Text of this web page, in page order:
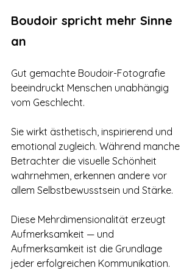
Boudoir spricht mehr Sinne
an
Gut gemachte Boudoir-Fotografie
beeindruckt Menschen unabhängig
vom Geschlecht.
Sie wirkt ästhetisch, inspirierend und
emotional zugleich. Während manche
Betrachter die visuelle Schönheit
wahrnehmen, erkennen andere vor
allem Selbstbewusstsein und Stärke.
Diese Mehrdimensionalität erzeugt
Aufmerksamkeit — und
Aufmerksamkeit ist die Grundlage
jeder erfolgreichen Kommunikation.